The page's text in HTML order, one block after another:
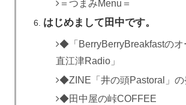
＝つまみMenu＝
はじめまして田中です。
◆「BerryBerryBreakfastのオ
直江津Radio」
◆ZINE「井の頭Pastoral」の
◆田中屋の峠COFFEE